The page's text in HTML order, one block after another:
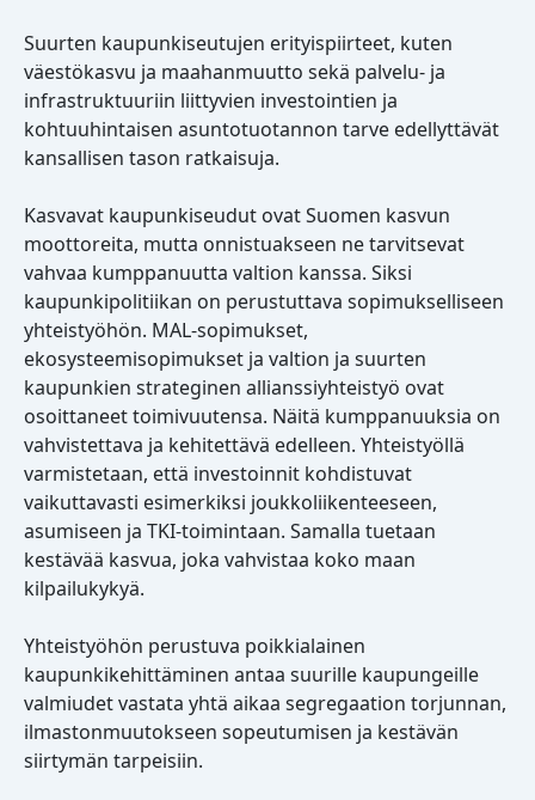
Suurten kaupunkiseutujen erityispiirteet, kuten
väestökasvu ja maahanmuutto sekä palvelu- ja
infrastruktuuriin liittyvien investointien ja
kohtuuhintaisen asuntotuotannon tarve edellyttävät
kansallisen tason ratkaisuja.
Kasvavat kaupunkiseudut ovat Suomen kasvun
moottoreita, mutta onnistuakseen ne tarvitsevat
vahvaa kumppanuutta valtion kanssa. Siksi
kaupunkipolitiikan on perustuttava sopimukselliseen
yhteistyöhön. MAL-sopimukset,
ekosysteemisopimukset ja valtion ja suurten
kaupunkien strateginen allianssiyhteistyö ovat
osoittaneet toimivuutensa. Näitä kumppanuuksia on
vahvistettava ja kehitettävä edelleen. Yhteistyöllä
varmistetaan, että investoinnit kohdistuvat
vaikuttavasti esimerkiksi joukkoliikenteeseen,
asumiseen ja TKI-toimintaan. Samalla tuetaan
kestävää kasvua, joka vahvistaa koko maan
kilpailukykyä.
Yhteistyöhön perustuva poikkialainen
kaupunkikehittäminen antaa suurille kaupungeille
valmiudet vastata yhtä aikaa segregaation torjunnan,
ilmastonmuutokseen sopeutumisen ja kestävän
siirtymän tarpeisiin.